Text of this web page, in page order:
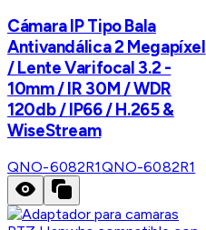
Cámara IP Tipo Bala
Antivandálica 2 Megapíxel
/ Lente Varifocal 3.2 -
10mm / IR 30M / WDR
120db / IP66 / H.265 &
WiseStream
QNO-6082R1QNO-6082R1